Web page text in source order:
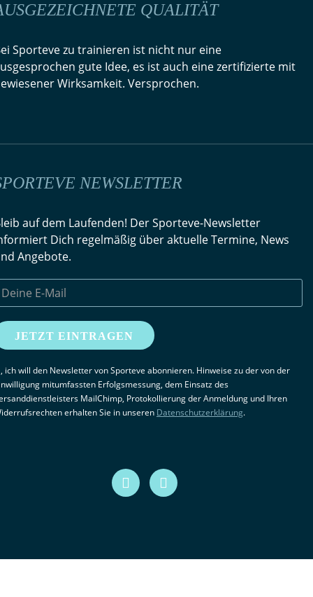
QUALITÄT
Sporteve zu trainieren ist nicht nur eine
gute Idee, es ist auch eine zertifizierte mit
Wirksamkeit. Versprochen.
NEWSLETTER
auf dem Laufenden! Der Sporteve-Newsletter
Dich regelmäßig über aktuelle Termine, News
Angebote.
JETZT EINTRAGEN
ich will den Newsletter von Sporteve abonnieren. Hinweise zu der von der
mitumfassten Erfolgsmessung, dem Einsatz des
MailChimp, Protokollierung der Anmeldung und Ihren
erhalten Sie in unseren Datenschutzerklärung.